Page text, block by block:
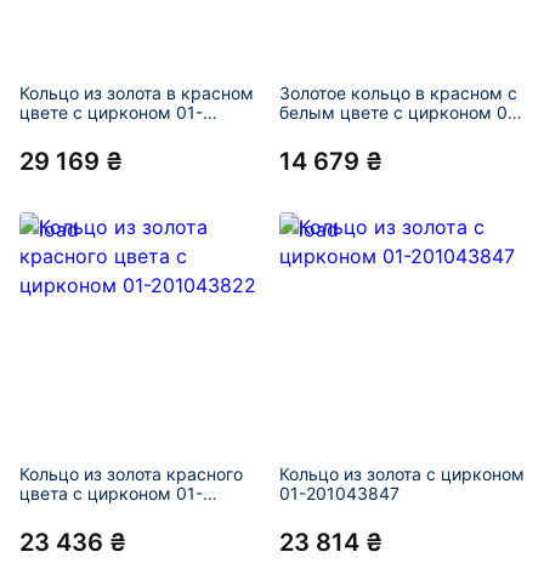
Кольцо из золота в красном
цвете с цирконом 01-
29 169 ₴
Золотое кольцо в красном с
белым цвете с цирконом 01-
14 679 ₴
Кольцо из золота красного
цвета с цирконом 01-
23 436 ₴
Кольцо из золота с цирконом
01-201043847
23 814 ₴